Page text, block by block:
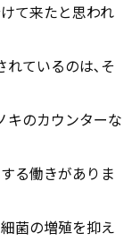
て来たと思われ
れているのは､そ
キのカウンターな
る働きがありま
菌の増殖を抑え